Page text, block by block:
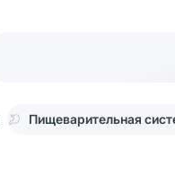
Пищеварительная